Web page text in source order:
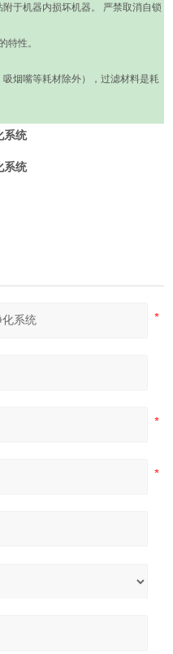
于机器内损坏机器。 严禁取消自锁
特性。
烟嘴等耗材除外），过滤材料是耗
系统
系统